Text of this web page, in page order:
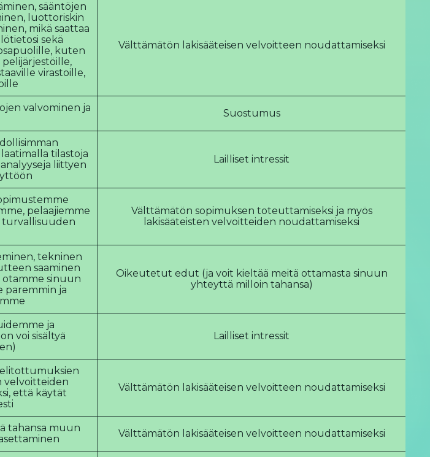
sääntöjen
luottoriskin
mikä saattaa
sekä
kuten
pelijärjestöille,
virastoille,
Välttämätön lakisääteisen velvoitteen noudattamiseksi
valvominen ja
Suostumus
tilastoja
liittyen
Lailliset intressit
pelaajiemme
turvallisuuden
Välttämätön sopimuksen toteuttamiseksi ja myös
lakisääteisten velvoitteiden noudattamiseksi
tekninen
saaminen
otamme sinuun
paremmin ja
Oikeutetut edut (ja voit kieltää meitä ottamasta sinuun
yhteyttä milloin tahansa)
ja
voi sisältyä
Lailliset intressit
velvoitteiden
että käytät
Välttämätön lakisääteisen velvoitteen noudattamiseksi
tahansa muun
Välttämätön lakisääteisen velvoitteen noudattamiseksi